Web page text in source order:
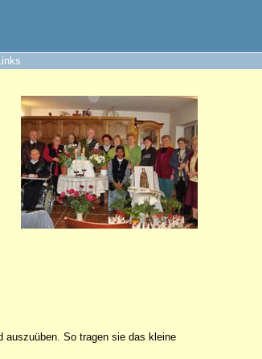
auszuüben. So tragen sie das kleine